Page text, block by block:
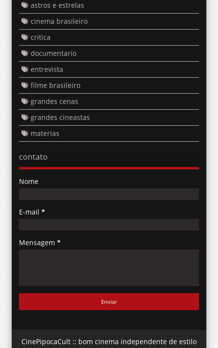
astros e estrelas
cinema brasileiro
critica
documentario
entrevista
filme brasileiro
grandes cenas
grandes cineastas
materias
contato
Nome
E-mail *
Mensagem *
CinePipocaCult :: bom cinema independente de estilo